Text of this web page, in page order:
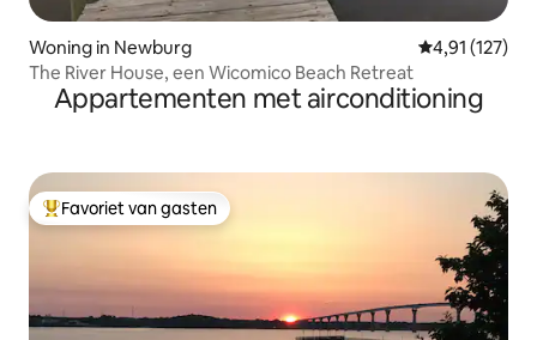
Woning in Newburg Gemiddelde
4,91 (127)
The River House, een Wicomico Beach Retreat
Appartementen met airconditioning
Topfavoriet van gasten
Favoriet van gasten